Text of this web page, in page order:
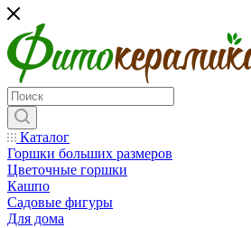
Каталог
Горшки больших размеров
Цветочные горшки
Кашпо
Садовые фигуры
Для дома